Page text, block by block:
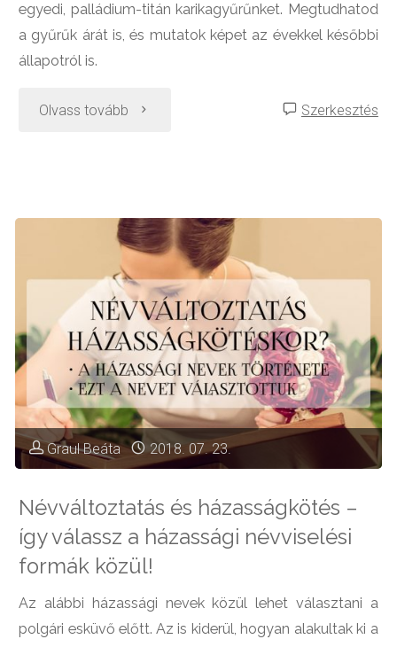
házassági
egyedi, palládium-titán karikagyűrűnket. Megtudhatod
a gyűrűk árát is, és mutatok képet az évekkel későbbi
állapotról is.
Olvass tovább "Így Szerkesztés
Graul Beáta 2018. 07. 23.
Névváltoztatás és házasságkötés –
így válassz a házassági névviselési
formák közül!
Az alábbi házassági nevek közül lehet választani a
polgári esküvő előtt. Az is kiderül, hogyan alakultak ki a